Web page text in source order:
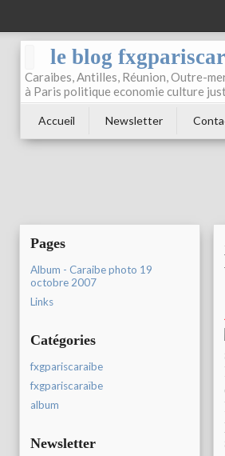
le blog
Caraibes, Antilles, Réunion, Outre-
à Paris politique economie culture
Accueil Newsletter
Pages
Album - Caraibe photo 19
octobre 2007
Links
Catégories
fxgpariscaraibe
fxgpariscaraïbe
album
Newsletter